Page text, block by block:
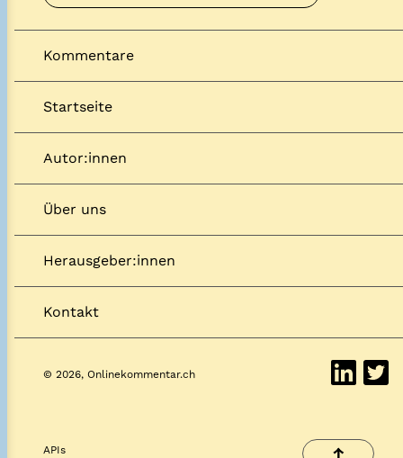
Kommentare
Startseite
Autor:innen
Über uns
Herausgeber:innen
Kontakt
© 2026, Onlinekommentar.ch
APIs ↑